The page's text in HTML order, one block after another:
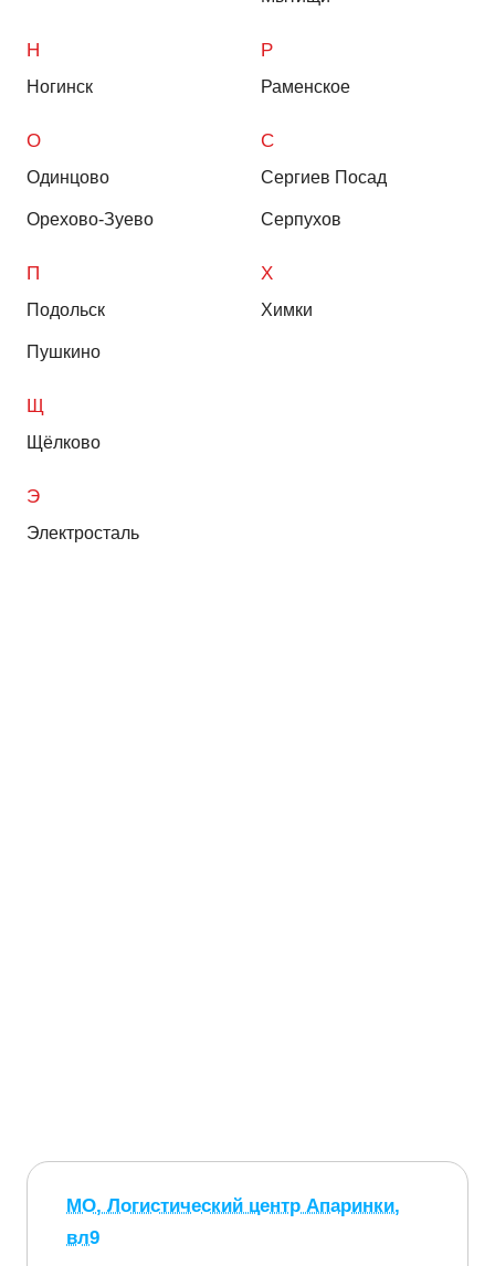
Н
Ногинск
О
Одинцово
Орехово-Зуево
П
Подольск
Пушкино
Р
Раменское
С
Сергиев Посад
Серпухов
Х
Химки
Щ
Щёлково
Э
Электросталь
МО, Логистический центр Апаринки,
вл9